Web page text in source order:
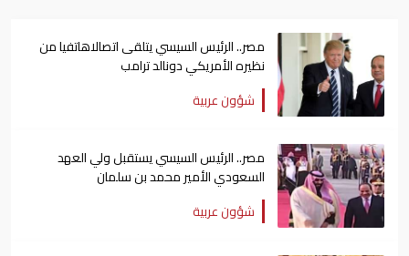
مصر.. الرئيس السيسي يتلقى اتصالاهاتفيا من
نظيره الأمريكي دونالد ترامب
شؤون عربية
مصر.. الرئيس السيسي يستقبل ولي العهد
السعودي الأمير محمد بن سلمان
شؤون عربية